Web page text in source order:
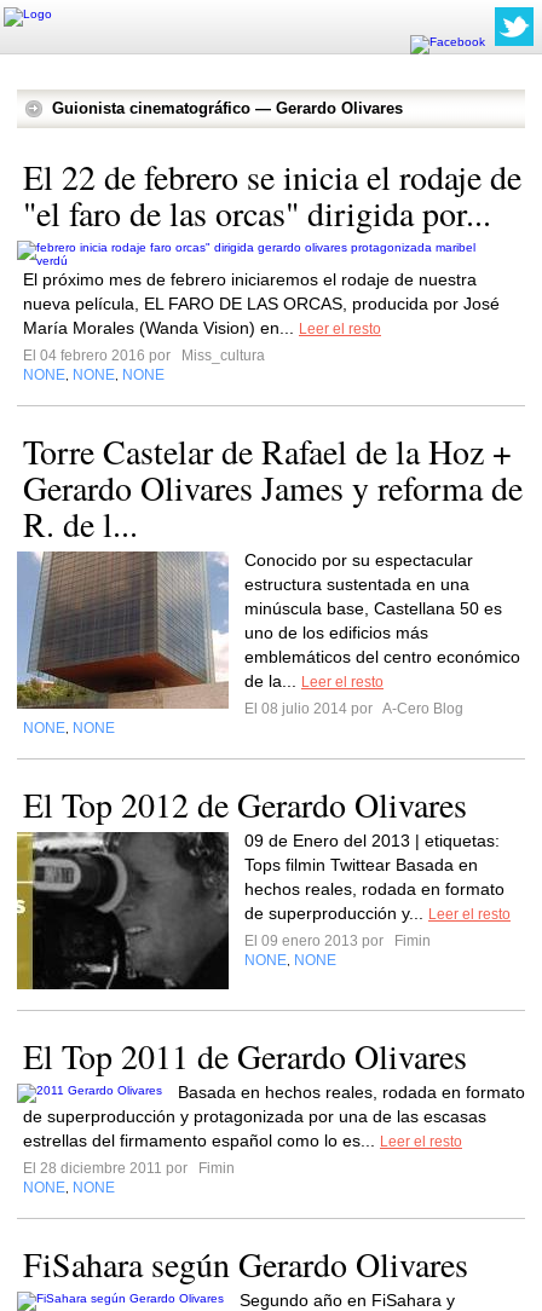
Guionista cinematográfico — Gerardo Olivares
El 22 de febrero se inicia el rodaje de
"el faro de las orcas" dirigida por...
El próximo mes de febrero iniciaremos el rodaje de nuestra
nueva película, EL FARO DE LAS ORCAS, producida por José
María Morales (Wanda Vision) en...
Leer el resto
El 04 febrero 2016 por
Miss_cultura
NONE NONE NONE
Torre Castelar de Rafael de la Hoz +
Gerardo Olivares James y reforma de
R. de l...
Conocido por su espectacular
estructura sustentada en una
minúscula base, Castellana 50 es
uno de los edificios más
emblemáticos del centro económico
de la...
Leer el resto
El 08 julio 2014 por A-Cero Blog
NONE NONE
El Top 2012 de Gerardo Olivares
09 de Enero del 2013 | etiquetas:
Tops filmin Twittear Basada en
hechos reales, rodada en formato
de superproducción y...
Leer el resto
El 09 enero 2013 por
Fimin
NONE NONE
El Top 2011 de Gerardo Olivares
Basada en hechos reales, rodada en formato
de superproducción y protagonizada por una de las escasas
estrellas del firmamento español como lo es...
Leer el resto
El 28 diciembre 2011 por
Fimin
NONE NONE
FiSahara según Gerardo Olivares
Segundo año en FiSahara y